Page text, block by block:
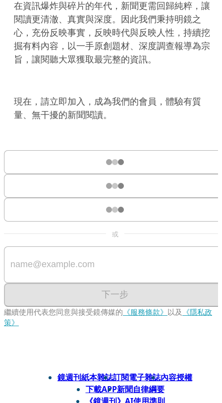
在資訊爆炸與碎片的年代，新聞更需回歸純粹，讓
閱讀更清澈、真實與深度。因此我們秉持明鏡之
心，充份反映事實，反映時代與反映人性，持續挖
掘有料內容，以一手原創題材、深度調查報導為宗
旨，讓閱聽大眾獲取最完整的資訊。
現在，請立即加入，成為我們的會員，體驗有質
量、無干擾的新聞閱讀。
或
下一步
繼續使用代表您同意與接受鏡傳媒的 《服務條款》 以及 《隱私政
策》
鏡週刊紙本雜誌訂閱電子雜誌內容授權
下載APP新聞自律綱要